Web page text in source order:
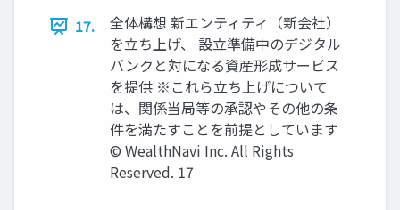
17.
全体構想 新エンティティ（新会社）
を⽴ち上げ、 設⽴準備中のデジタル
バンクと対になる資産形成サービス
を提供 ※これら⽴ち上げについて
は、関係当局等の承認やその他の条
件を満たすことを前提としています
© WealthNavi Inc. All Rights
Reserved. 17